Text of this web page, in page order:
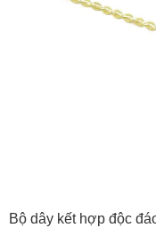
Bộ dây kết hợp độc